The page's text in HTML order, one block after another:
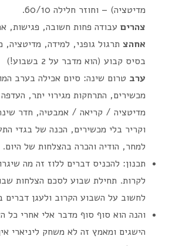
מדיטציה) – וחוזר חלילה 60/10.
צהריםעבודה פחות חשובה, פגישות,
אחהצתרגול גופני, למידה, מדיטציה,
בסיס קבוע (הוא מדבר על 2 בשבוע!)
ערב טרום שינה: סיום אכילה בערב
מכשירים, התרחקות מגירוי יתר,
מדיטציה / קריאה / אמבטיה, חדר
וקריר בלי מכשירים, הכנה של בגדי
למחר, הודיה והכרה בהצלחות של היום.
תכנון: להכניס דברים ללוז זה מה
לקרות. תחילת שבוע לסכם הצלחות
לחשוב על השבוע הקרוב ולעגן דברים
והנה הוא סוף סוף מדבר אלי אחרי כל
הישגים ומאמץ זה לא משחק ליניארי